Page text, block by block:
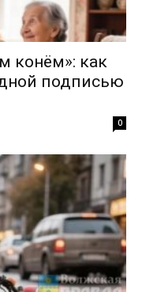
конём»: как
подписью
0